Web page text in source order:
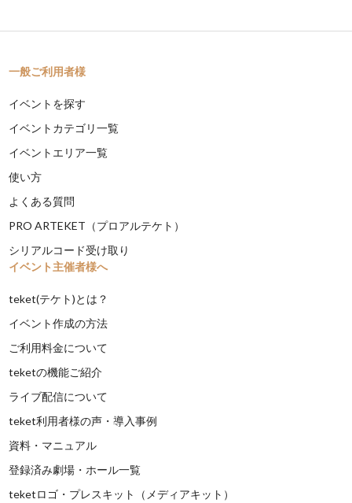
一般ご利用者様
イベントを探す
イベントカテゴリ一覧
イベントエリア一覧
使い方
よくある質問
PRO ARTEKET（プロアルテケト）
シリアルコード受け取り
イベント主催者様へ
teket(テケト)とは？
イベント作成の方法
ご利用料金について
teketの機能ご紹介
ライブ配信について
teket利用者様の声・導入事例
資料・マニュアル
登録済み劇場・ホール一覧
teketロゴ・プレスキット（メディアキット）